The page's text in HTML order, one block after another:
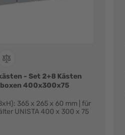
- Set 2+8 Kästen
400x300x75
365 x 265 x 60 mm | für
UNISTA 400 x 300 x 75